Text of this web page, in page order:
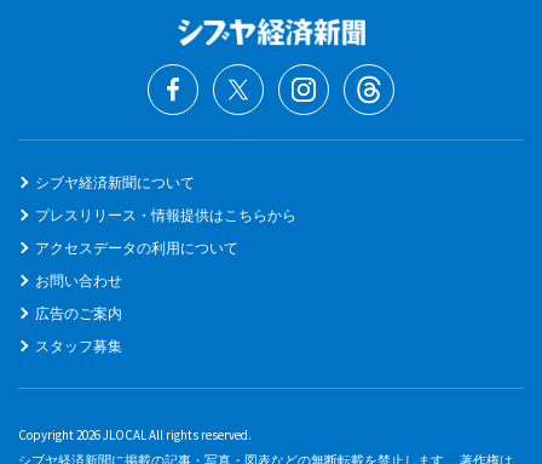
シブヤ経済新聞について
プレスリリース・情報提供はこちらから
アクセスデータの利用について
お問い合わせ
広告のご案内
スタッフ募集
Copyright 2026 JLOCAL All rights reserved.
シブヤ経済新聞に掲載の記事・写真・図表などの無断転載を禁止します。 著作権は